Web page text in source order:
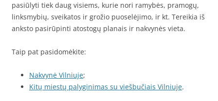
pasiūlyti tiek daug visiems, kurie nori ramybės, pramogų,
linksmybių, sveikatos ir grožio puoselėjimo, ir kt. Tereikia iš
anksto pasirūpinti atostogų planais ir nakvynės vieta.
Taip pat pasidomėkite:
Nakvynė Vilniuje;
Kitų miestų palyginimas su viešbučiais Vilniuje.